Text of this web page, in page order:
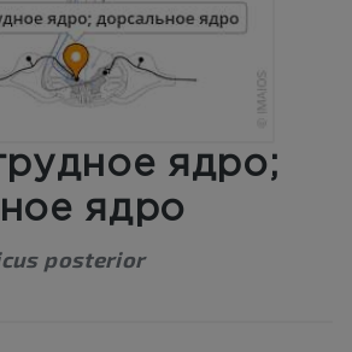
ядро;
ядро
posterior